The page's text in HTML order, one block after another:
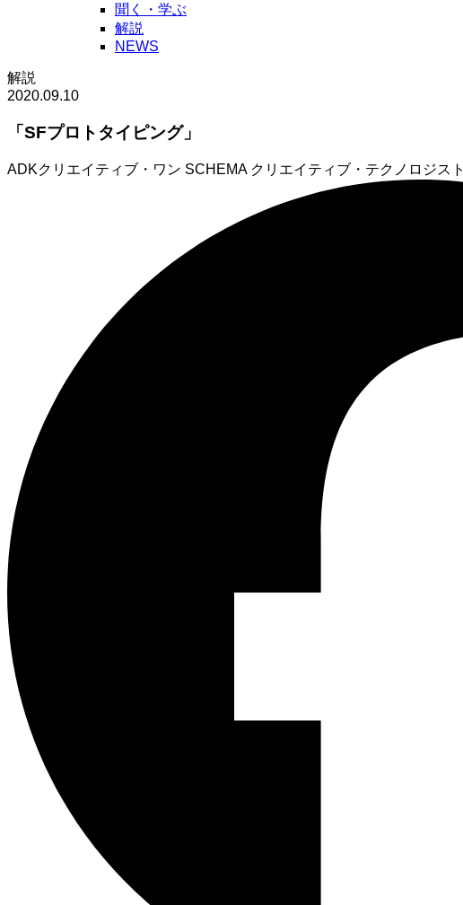
聞く・学ぶ
解説
NEWS
解説
2020.09.10
「SFプロトタイピング」
ADKクリエイティブ・ワン SCHEMA クリエイティブ・テクノロジスト